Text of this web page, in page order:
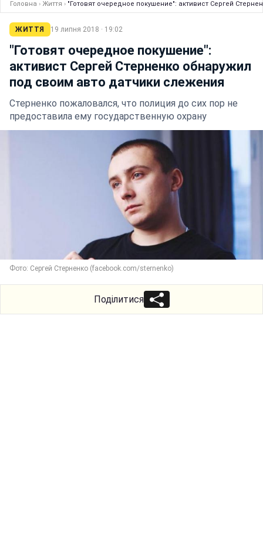
Головна › Життя › "Готовят очередное покушение": активист Сергей
ЖИТТЯ 19 липня 2018 · 19:02
"Готовят очередное покушение":
активист Сергей Стерненко обнаружил
под своим авто датчики слежения
Стерненко пожаловался, что полиция до сих пор не
предоставила ему государственную охрану
Фото: Сергей Стерненко (facebook.com/sternenko)
Поділитися